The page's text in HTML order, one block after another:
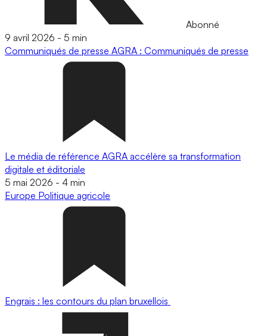
Abonné
9 avril 2026 - 5 min
Communiqués de presse AGRA : Communiqués de presse
Le média de référence AGRA accélère sa transformation
digitale et éditoriale
5 mai 2026 - 4 min
Europe Politique agricole
Engrais : les contours du plan bruxellois